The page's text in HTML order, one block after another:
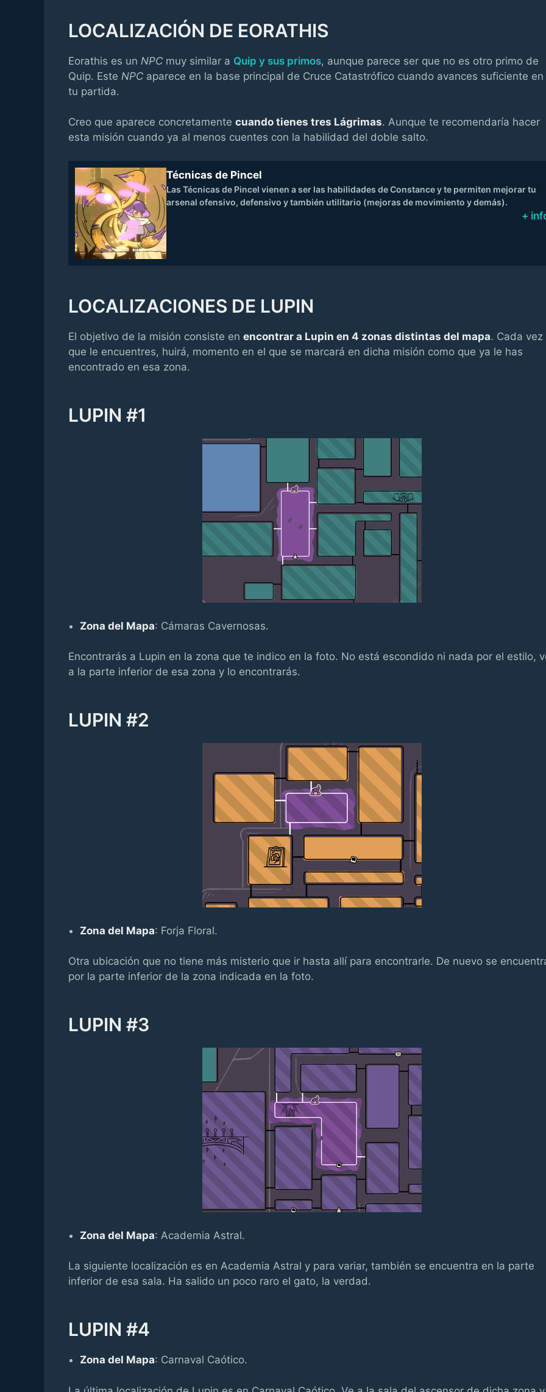
LOCALIZACIÓN DE EORATHIS
Eorathis es un NPC muy similar a Quip y sus primos, aunque parece ser que no es otro primo de
Quip. Este NPC aparece en la base principal de Cruce Catastrófico cuando avances suficiente en
tu partida.
Creo que aparece concretamente cuando tienes tres Lágrimas. Aunque te recomendaría hacer
esta misión cuando ya al menos cuentes con la habilidad del doble salto.
Técnicas de Pincel
Las Técnicas de Pincel vienen a ser las habilidades de Constance y te permiten mejorar tu
arsenal ofensivo, defensivo y también utilitario (mejoras de movimiento y demás).
+
LOCALIZACIONES DE LUPIN
El objetivo de la misión consiste en encontrar a Lupin en 4 zonas distintas del mapa. Cada vez
que le encuentres, huirá, momento en el que se marcará en dicha misión como que ya le has
encontrado en esa zona.
LUPIN #1
Zona del Mapa: Cámaras Cavernosas.
Encontrarás a Lupin en la zona que te indico en la foto. No está escondido ni nada por el estilo,
a la parte inferior de esa zona y lo encontrarás.
LUPIN #2
Zona del Mapa: Forja Floral.
Otra ubicación que no tiene más misterio que ir hasta allí para encontrarle. De nuevo se
por la parte inferior de la zona indicada en la foto.
LUPIN #3
Zona del Mapa: Academia Astral.
La siguiente localización es en Academia Astral y para variar, también se encuentra en la parte
inferior de esa sala. Ha salido un poco raro el gato, la verdad.
LUPIN #4
Zona del Mapa: Carnaval Caótico.